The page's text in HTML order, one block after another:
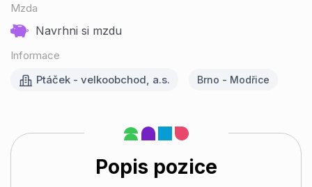
Mzda
Navrhni si mzdu
Informace
Ptáček - velkoobchod, a.s.
Brno - Modřice
Popis pozice